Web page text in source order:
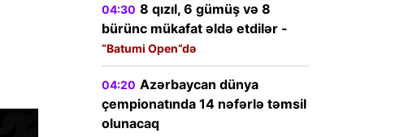
04:30 8 qızıl, 6 gümüş və 8
bürünc mükafat əldə etdilər -
“Batumi Open”də
04:20 Azərbaycan dünya
çempionatında 14 nəfərlə təmsil
olunacaq